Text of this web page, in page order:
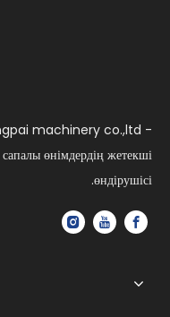
machinery co.,ltd -
өнімдердің жетекші
өндірушісі.